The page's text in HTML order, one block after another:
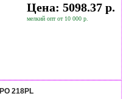
Цена: 5098.37 р.
мелкий опт от 10 000 р.
218PL